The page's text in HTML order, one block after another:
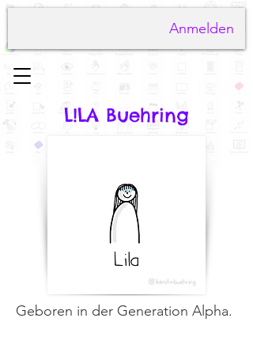
Anmelden
L!LA Buehring
Geboren in der Generation Alpha.